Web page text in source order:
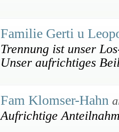
Familie Gerti u
Trennung ist unser
Unser aufrichtiges
Fam Klomser-Hahn
Aufrichtige